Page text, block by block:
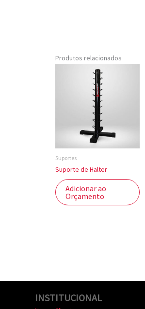
Produtos relacionados
Suportes
Suporte de Halter
Adicionar ao
Orçamento
INSTITUCIONAL